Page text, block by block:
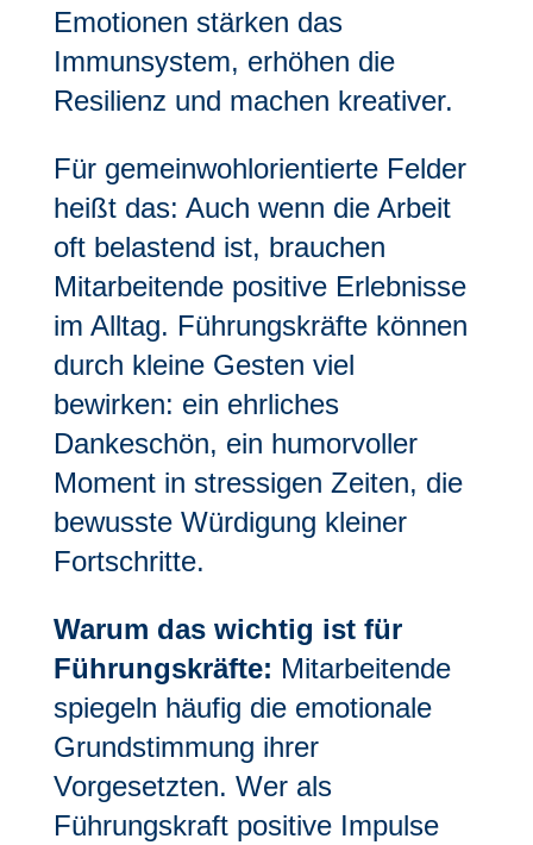
Emotionen stärken das
Immunsystem, erhöhen die
Resilienz und machen kreativer.
Für gemeinwohlorientierte Felder
heißt das: Auch wenn die Arbeit
oft belastend ist, brauchen
Mitarbeitende positive Erlebnisse
im Alltag. Führungskräfte können
durch kleine Gesten viel
bewirken: ein ehrliches
Dankeschön, ein humorvoller
Moment in stressigen Zeiten, die
bewusste Würdigung kleiner
Fortschritte.
Warum das wichtig ist für
Führungskräfte: Mitarbeitende
spiegeln häufig die emotionale
Grundstimmung ihrer
Vorgesetzten. Wer als
Führungskraft positive Impulse